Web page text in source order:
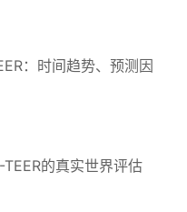
：时间趋势、预测因
的真实世界评估